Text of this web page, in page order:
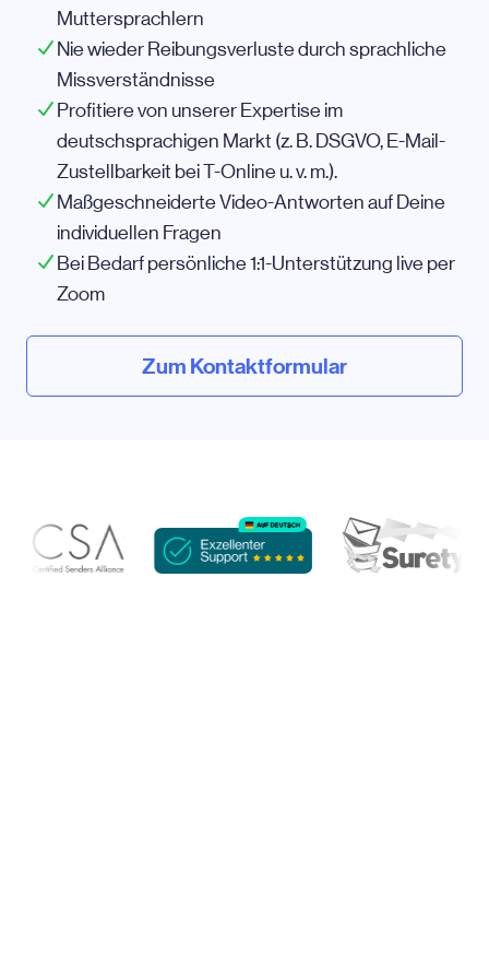
Muttersprachlern
Nie wieder Reibungsverluste durch sprachliche
Missverständnisse
Profitiere von unserer Expertise im
deutschsprachigen Markt (z. B. DSGVO, E-Mail-
Zustellbarkeit bei T-Online u. v. m.).
Maßgeschneiderte Video-Antworten auf Deine
individuellen Fragen
Bei Bedarf persönliche 1:1-Unterstützung live per
Zoom
Zum Kontaktformular